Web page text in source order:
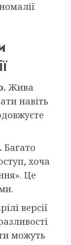
Жива
навіть
Багато
хоча
Це
версії
можуть